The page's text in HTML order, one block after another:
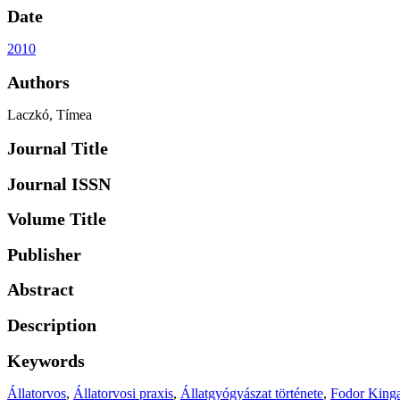
Date
2010
Authors
Laczkó, Tímea
Journal Title
Journal ISSN
Volume Title
Publisher
Abstract
Description
Keywords
Állatorvos, Állatorvosi praxis, Állatgyógyászat története, Fodor